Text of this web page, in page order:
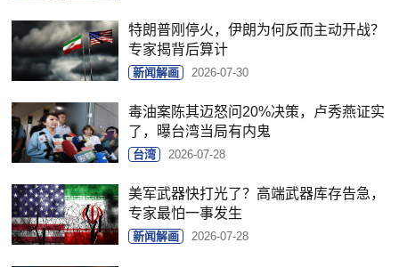
特朗普刚停火，伊朗为何反而主动开战？
专家揭背后算计
新闻解画 2026-07-30
毒油案陈其迈怒问20%决策，卢秀燕证实
了，曝台湾当局有内鬼
台湾 2026-07-28
美军武器快打光了？高端武器库存告急，
专家最怕一事发生
新闻解画 2026-07-28